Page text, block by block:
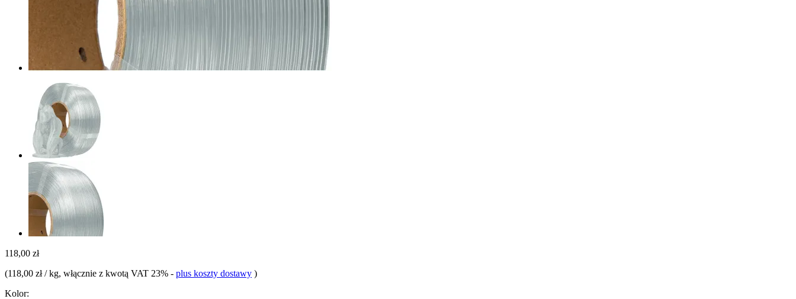
118,00 zł
(118,00 zł / kg, włącznie z kwotą VAT 23% - plus koszty dostawy )
Kolor: